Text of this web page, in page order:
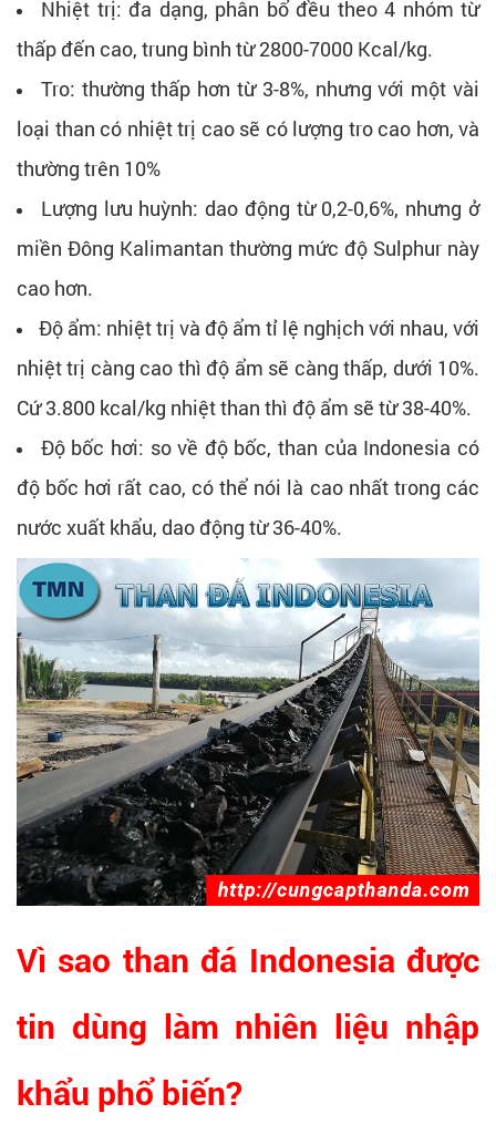
Nhiệt trị: đa dạng, phân bổ đều theo 4 nhóm từ
thấp đến cao, trung bình từ 2800-7000 Kcal/kg.
Tro: thường thấp hơn từ 3-8%, nhưng với một vài
loại than có nhiệt trị cao sẽ có lượng tro cao hơn, và
thường trên 10%
Lượng lưu huỳnh: dao động từ 0,2-0,6%, nhưng ở
miền Đông Kalimantan thường mức độ Sulphur này
cao hơn.
Độ ẩm: nhiệt trị và độ ẩm tỉ lệ nghịch với nhau, với
nhiệt trị càng cao thì độ ẩm sẽ càng thấp, dưới 10%.
Cứ 3.800 kcal/kg nhiệt than thì độ ẩm sẽ từ 38-40%.
Độ bốc hơi: so về độ bốc, than của Indonesia có
độ bốc hơi rất cao, có thể nói là cao nhất trong các
nước xuất khẩu, dao động từ 36-40%.
Vì sao than đá Indonesia được
tin dùng làm nhiên liệu nhập
khẩu phổ biến?